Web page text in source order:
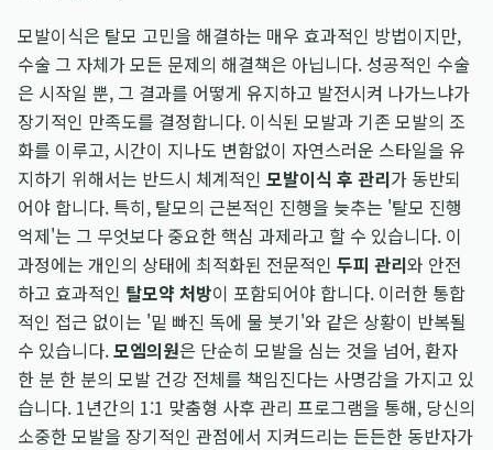
모발이식은 탈모 고민을 해결하는 매우 효과적인 방법이지만,
수술 그 자체가 모든 문제의 해결책은 아닙니다. 성공적인 수술
은 시작일 뿐, 그 결과를 어떻게 유지하고 발전시켜 나가느냐가
장기적인 만족도를 결정합니다. 이식된 모발과 기존 모발의 조
화를 이루고, 시간이 지나도 변함없이 자연스러운 스타일을 유
지하기 위해서는 반드시 체계적인 모발이식 후 관리가 동반되
어야 합니다. 특히, 탈모의 근본적인 진행을 늦추는 '탈모 진행
억제'는 그 무엇보다 중요한 핵심 과제라고 할 수 있습니다. 이
과정에는 개인의 상태에 최적화된 전문적인 두피 관리와 안전
하고 효과적인 탈모약 처방이 포함되어야 합니다. 이러한 통합
적인 접근 없이는 '밑 빠진 독에 물 붓기'와 같은 상황이 반복될
수 있습니다.모엠의원은 단순히 모발을 심는 것을 넘어, 환자
한 분 한 분의 모발 건강 전체를 책임진다는 사명감을 가지고 있
습니다. 1년간의 1:1 맞춤형 사후 관리 프로그램을 통해, 당신의
소중한 모발을 장기적인 관점에서 지켜드리는 든든한 동반자가